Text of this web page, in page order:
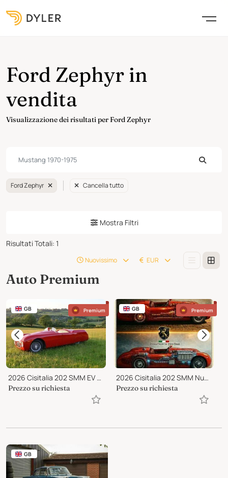
Ford Zephyr in
vendita
Visualizzazione dei risultati per Ford Zephyr
Ford Zephyr Cancella tutto
Mostra Filtri
Risultati Totali: 1
Nuovissimo EUR
Auto Premium
GB Premium
2026 Cisitalia 202 SMM EV Nuvolari Spyder
Prezzo su richiesta
GB Premium
2026 Cisitalia 202 SMM Nuvolari Spyder
Prezzo su richiesta
GB